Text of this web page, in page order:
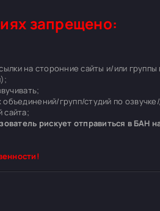
запрещено:
на сторонние сайты и/или
групп/студий по
сайта;
рискует отправиться в БАН